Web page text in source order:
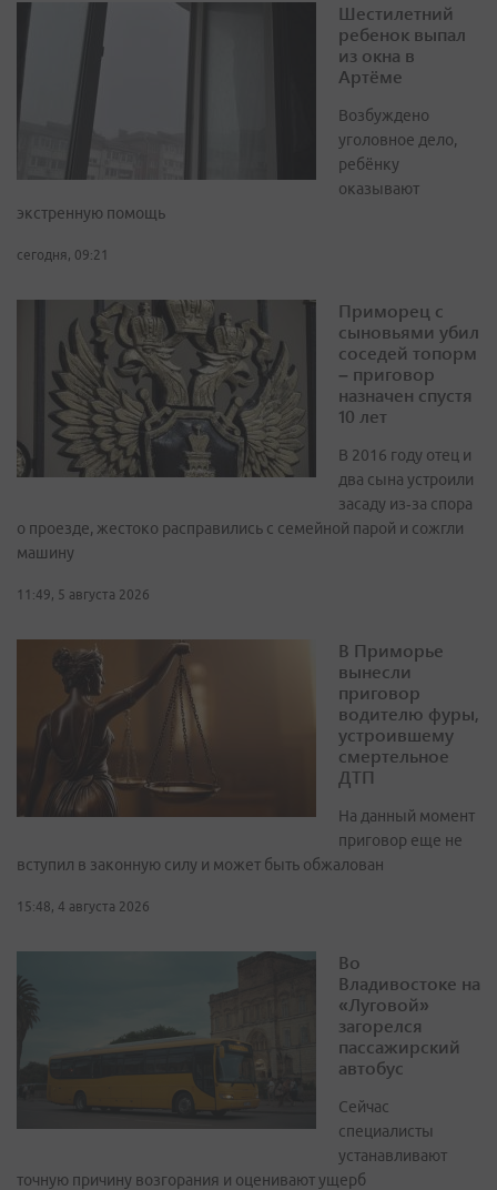
Шестилетний
ребенок выпал
из окна в
Артёме
Возбуждено
уголовное дело,
ребёнку
оказывают
экстренную помощь
сегодня, 09:21
Приморец с
сыновьями убил
соседей топорм
– приговор
назначен спустя
10 лет
В 2016 году отец и
два сына устроили
засаду из‑за спора
о проезде, жестоко расправились с семейной парой и сожгли
машину
11:49, 5 августа 2026
В Приморье
вынесли
приговор
водителю фуры,
устроившему
смертельное
ДТП
На данный момент
приговор еще не
вступил в законную силу и может быть обжалован
15:48, 4 августа 2026
Во
Владивостоке на
«Луговой»
загорелся
пассажирский
автобус
Сейчас
специалисты
устанавливают
точную причину возгорания и оценивают ущерб